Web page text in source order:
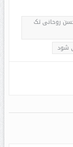
روحانی تک
شود